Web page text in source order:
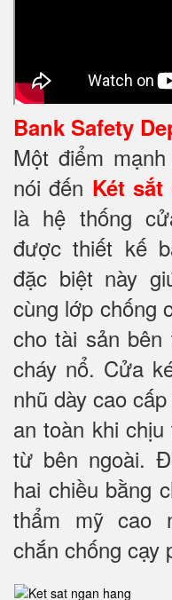
Bank Safety
Một điểm
nói đến Két sắt
là hệ thống
được thiết kế
đặc biệt này
cùng lớp chống
cho tài sản
cháy nổ. Cửa
nhũ dày cao
an toàn khi
từ bên ngoài.
hai chiều bằng
thẩm mỹ cao
chắn chống cạy